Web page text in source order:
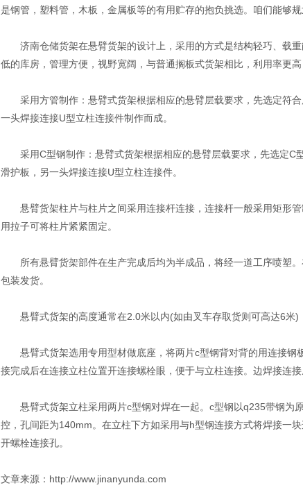
是钢管，塑料管，木板，金属板等的有用贮存的抱负挑选。咱们能够
济南仓储货架在悬臂货架的设计上，采用的方式是结构轻巧、载重
低的库房，管理方便，视野宽阔，与普通搁板式货架相比，利用率更
采用方管制作：悬臂式货架根据相应的悬臂层载要求，先选定符合
一头焊接连接U型立柱连接件制作而成。
采用C型钢制作：悬臂式货架根据相应的悬臂层载要求，先选定C
滑护板，另一头焊接连接U型立柱连接件。
悬臂货架柱片与柱片之间采用连接杆连接，连接杆一般采用矩形
用拉子可将柱片紧紧固定。
所有悬臂货架部件在生产完成后均为半成品，将经一道工序喷塑。
包装发货。
悬臂式货架的高度通常在2.0米以内(如由叉车存取货则可高达6米)
悬臂式货架选用专用型材做底座，将两片c型钢背对背的用连接钢
接完成后在连接立柱位置开连接螺栓眼，便于与立柱连接。边焊接连接
悬臂式货架立柱采用两片c型钢对焊在一起。c型钢以q235带钢为
控，孔间距为140mm。在立柱下方如采用与h型钢连接方式将焊接一
开螺栓连接孔。
文章来源：http://www.jinanyunda.com